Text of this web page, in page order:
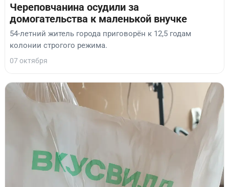
Череповчанина осудили за
домогательства к маленькой внучке
54-летний житель города приговорён к 12,5 годам
колонии строгого режима.
07 октября